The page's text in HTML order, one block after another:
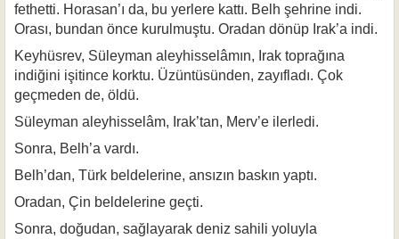
fethetti. Horasan’ı da, bu yerlere kattı. Belh şehrine indi.
Orası, bundan önce kurulmuştu. Oradan dönüp Irak’a indi.
Keyhüsrev, Süleyman aleyhisselâmın, Irak toprağına
indiğini işitince korktu. Üzüntüsünden, zayıfladı. Çok
geçmeden de, öldü.
Süleyman aleyhisselâm, Irak’tan, Merv’e ilerledi.
Sonra, Belh’a vardı.
Belh’dan, Türk beldelerine, ansızın baskın yaptı.
Oradan, Çin beldelerine geçti.
Sonra, doğudan, sağlayarak deniz sahili yoluyla